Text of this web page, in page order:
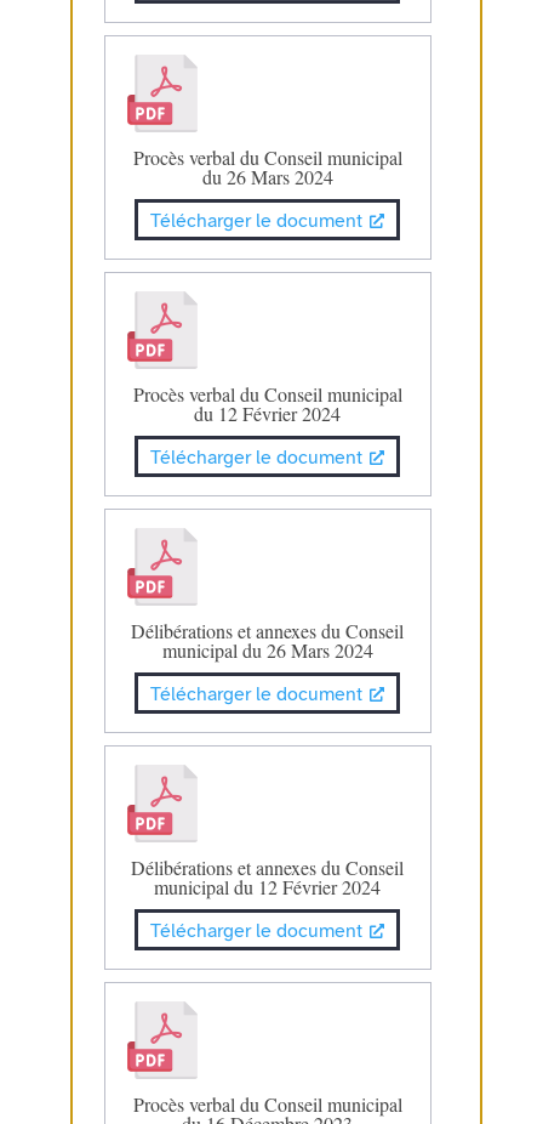
Procès verbal du Conseil municipal
du 26 Mars 2024
Télécharger le document
Procès verbal du Conseil municipal
du 12 Février 2024
Télécharger le document
Délibérations et annexes du Conseil
municipal du 26 Mars 2024
Télécharger le document
Délibérations et annexes du Conseil
municipal du 12 Février 2024
Télécharger le document
Procès verbal du Conseil municipal